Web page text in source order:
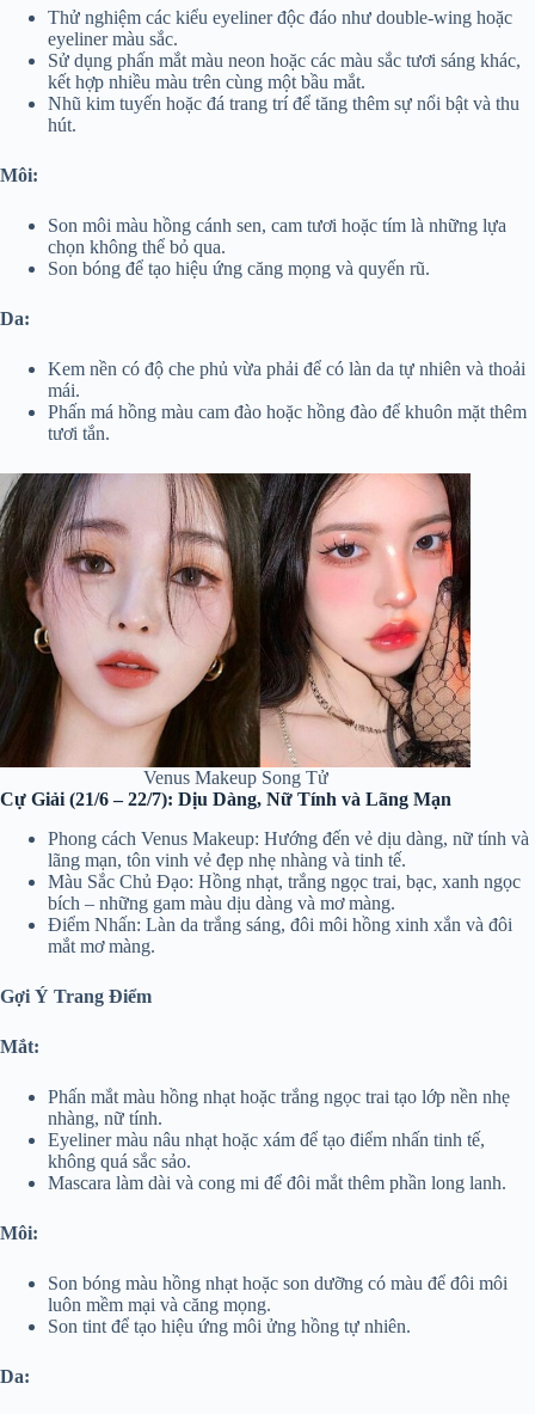
Thử nghiệm các kiểu eyeliner độc đáo như double-wing hoặc
eyeliner màu sắc.
Sử dụng phấn mắt màu neon hoặc các màu sắc tươi sáng khác,
kết hợp nhiều màu trên cùng một bầu mắt.
Nhũ kim tuyến hoặc đá trang trí để tăng thêm sự nổi bật và thu
hút.
Môi:
Son môi màu hồng cánh sen, cam tươi hoặc tím là những lựa
chọn không thể bỏ qua.
Son bóng để tạo hiệu ứng căng mọng và quyến rũ.
Da:
Kem nền có độ che phủ vừa phải để có làn da tự nhiên và thoải
mái.
Phấn má hồng màu cam đào hoặc hồng đào để khuôn mặt thêm
tươi tắn.
Venus Makeup Song Tử
Cự Giải (21/6 – 22/7): Dịu Dàng, Nữ Tính và Lãng Mạn
Phong cách Venus Makeup: Hướng đến vẻ dịu dàng, nữ tính và
lãng mạn, tôn vinh vẻ đẹp nhẹ nhàng và tinh tế.
Màu Sắc Chủ Đạo: Hồng nhạt, trắng ngọc trai, bạc, xanh ngọc
bích – những gam màu dịu dàng và mơ màng.
Điểm Nhấn: Làn da trắng sáng, đôi môi hồng xinh xắn và đôi
mắt mơ màng.
Gợi Ý Trang Điểm
Mắt:
Phấn mắt màu hồng nhạt hoặc trắng ngọc trai tạo lớp nền nhẹ
nhàng, nữ tính.
Eyeliner màu nâu nhạt hoặc xám để tạo điểm nhấn tinh tế,
không quá sắc sảo.
Mascara làm dài và cong mi để đôi mắt thêm phần long lanh.
Môi:
Son bóng màu hồng nhạt hoặc son dưỡng có màu để đôi môi
luôn mềm mại và căng mọng.
Son tint để tạo hiệu ứng môi ửng hồng tự nhiên.
Da: